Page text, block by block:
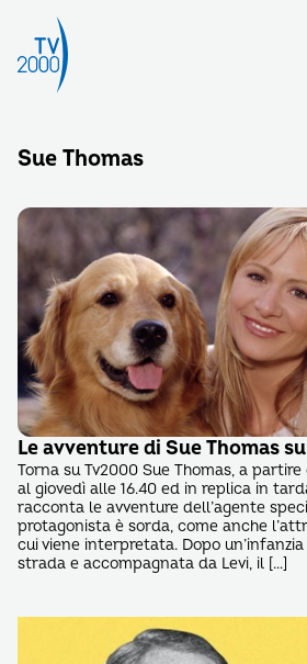
Sue Thomas
Le avventure di Sue Thomas
Torna su Tv2000 Sue Thomas, a
al giovedì alle 16.40 ed in replica in
racconta le avventure dell’agente
protagonista è sorda, come anche
cui viene interpretata. Dopo
strada e accompagnata da Levi, il […]